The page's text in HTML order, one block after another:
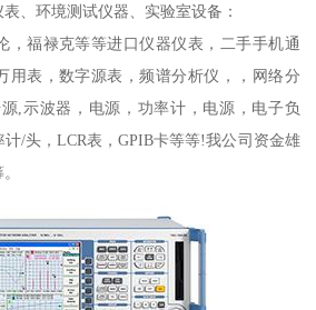
、环境测试仪器、实验室设备：
，福禄克等等进口仪器仪表，二手手机通
用表，数字源表，频谱分析仪，，网络分
,示波器，电源，功率计，电源，电子负
/头，LCR表，GPIB卡等等!我公司资金雄